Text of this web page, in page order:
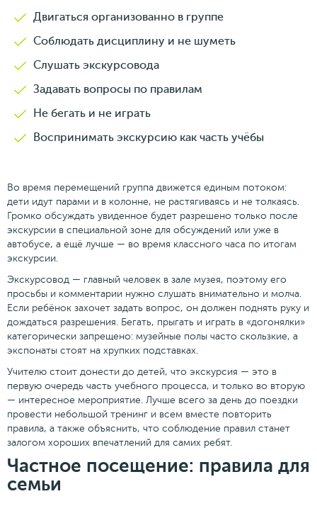
Двигаться организованно в группе
Соблюдать дисциплину и не шуметь
Слушать экскурсовода
Задавать вопросы по правилам
Не бегать и не играть
Воспринимать экскурсию как часть учёбы
Во время перемещений группа движется единым потоком:
дети идут парами и в колонне, не растягиваясь и не толкаясь.
Громко обсуждать увиденное будет разрешено только после
экскурсии в специальной зоне для обсуждений или уже в
автобусе, а ещё лучше — во время классного часа по итогам
экскурсии.
Экскурсовод — главный человек в зале музея, поэтому его
просьбы и комментарии нужно слушать внимательно и молча.
Если ребёнок захочет задать вопрос, он должен поднять руку и
дождаться разрешения. Бегать, прыгать и играть в «догонялки»
категорически запрещено: музейные полы часто скользкие, а
экспонаты стоят на хрупких подставках.
Учителю стоит донести до детей, что экскурсия — это в
первую очередь часть учебного процесса, и только во вторую
— интересное мероприятие. Лучше всего за день до поездки
провести небольшой тренинг и всем вместе повторить
правила, а также объяснить, что соблюдение правил станет
залогом хороших впечатлений для самих ребят.
Частное посещение: правила для
семьи